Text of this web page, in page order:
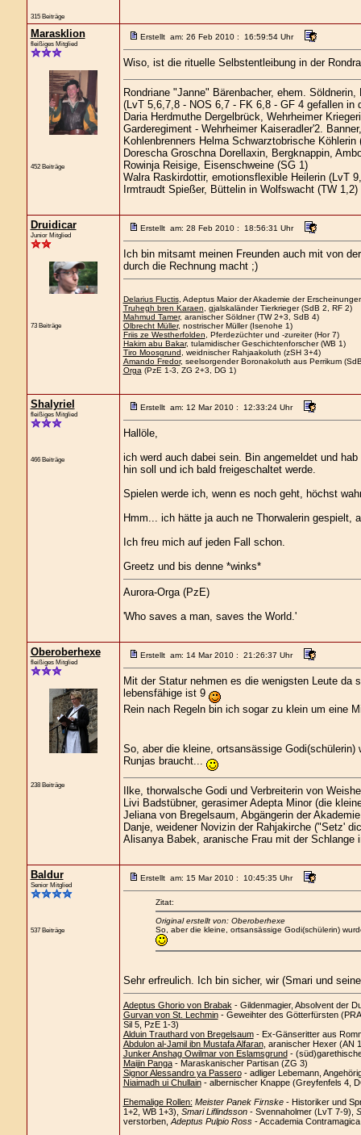
315 Beiträge
Marasklion
fleißiges Mitglied
452 Beiträge
Erstellt am: 26 Feb 2010 : 16:59:54 Uhr
Wiso, ist die rituelle Selbstentleibung in der
Rondriane "Janne" Bärenbacher, ehem.
(LvT 5,6,7,8 - NOS 6,7 - FK 6,8 - GF 4 gefallen in
Daria Herdmuthe Dergelbrück, Wehrheimer
Garderegiment - Wehrheimer Kaiseradler'2.
Kohlenbrenners Helma Schwarztobrische Köhlerin
Dorescha Groschna Dorellaxin, Bergknappin,
Rowinja Reisige, Eisenschweine (SG 1)
Walra Raskirdottir, emotionsflexible Heilerin (LvT
Irmtraudt Spießer, Büttelin in Wolfswacht (TW 1,2)
Druidicar
Junior Mitglied
73 Beiträge
Erstellt am: 28 Feb 2010 : 18:56:31 Uhr
Ich bin mitsamt meinen Freunden auch mit von
durch die Rechnung macht ;)
Delarius Fluctis, Adeptus Maior der Akademie der
Truhegh bren Karaen , gjalskaländer Tierkrieger (SdB 2, RF 2)
Mahmud Tamer, aranischer Söldner (TW 2+3, SdB 4)
Olbrecht Müller, nostrischer Müller (Isenohe 1)
Friis ze Westherfolden , Pferdezüchter und -zureiter (Hor 7)
Hakim abu Bakar, tulamidischer Geschichtenforscher (WB 1)
Tiro Moosgrund , weidnischer Rahjaakoluth (zSH 3+4)
Amando Fredor, seelsorgender Boronakoluth aus Perrikum
Orga (PzE 1-3, ZG 2+3, DG 1)
Shalyriel
fleißiges Mitglied
466 Beiträge
Erstellt am: 12 Mar 2010 : 12:33:24 Uhr
Hallöle,
ich werd auch dabei sein. Bin angemeldet und
hin soll und ich bald freigeschaltet werde.
Spielen werde ich, wenn es noch geht, höchst
Hmm... ich hätte ja auch ne Thorwalerin gespielt,
Ich freu mich auf jeden Fall schon.
Greetz und bis denne *winks*
Aurora-Orga (PzE)
'Who saves a man, saves the World.'
Oberoberhexe
fleißiges Mitglied
238 Beiträge
Erstellt am: 14 Mar 2010 : 21:26:37 Uhr
Mit der Statur nehmen es die wenigsten Leute da
lebensfähige ist 9
Rein nach Regeln bin ich sogar zu klein um eine
So, aber die kleine, ortsansässige
Runjas braucht...
Ilke, thorwalsche Godi und Verbreiterin von
Livi Badstübner, gerasimer Adepta Minor (die
Jeliana von Bregelsaum, Abgängerin der
Danje, weidener Novizin der Rahjakirche ("Setz'
Alisanya Babek, aranische Frau mit der
Baldur
Senior Mitglied
537 Beiträge
Erstellt am: 15 Mar 2010 : 10:45:35 Uhr
Zitat:
Original erstellt von: Oberoberhexe
So, aber die kleine, ortsansässige Godi(schülerin)
Sehr erfreulich. Ich bin sicher, wir (Smari und
Adeptus Ghorio von Brabak - Gildenmagier, Absolvent der
Gurvan von St. Lechmin- Geweihter des Götterfürsten
Sil 5, PzE 1-3)
Alduin Trauthard von Bregelsaum- Ex-Gänseritter aus
Abdulon al-Jamil ibn Mustafa Alfaran, aranischer Hexer (AN
Junker Anshag Owilmar von Eslamsgrund-
Maijin Panga- Maraskanischer Partisan (ZG 3)
Signor Alessandro ya Passero- adliger Lebemann,
Niaimadh ui Chullain- albernischer Knappe (Greyfenfels 4,
Ehemalige Rollen: Meister Panek Firnske- Historiker und
1+2, WB 1+3), Smari Liflindsson- Svennaholmer (LvT 7-9),
verstorben, Adeptus Pulpio Ross- Accademia